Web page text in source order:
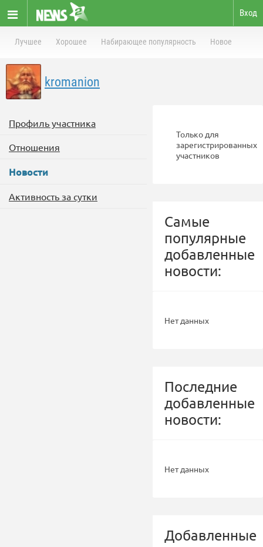
Вход
Лучшее Хорошее Набирающее популярность Новое
kromanion
Профиль участника
Отношения
Новости
Активность за сутки
Только для
зарегистрированных
участников
Самые
популярные
добавленные
новости:
Нет данных
Последние
добавленные
новости:
Нет данных
Добавленные